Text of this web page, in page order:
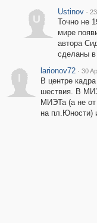
U
Ustinov ·
Точно не
мире
автора
сделаны в
larionov72 · 30
В центре
шествия. В
МИЭТа (а не от
на пл.Юности)